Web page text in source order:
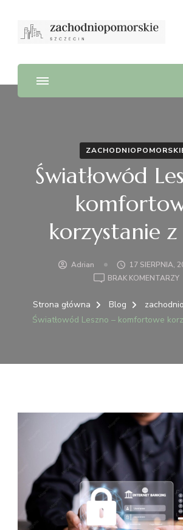
Światłowód
korzystanie z
Adrian
17 SIERPNIA,
BRAK KOMENTARZY
Strona główna Blog
Światłowód Leszno – komfortowe